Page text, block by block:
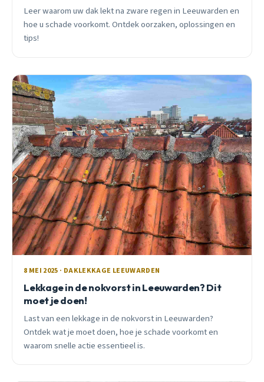
Leer waarom uw dak lekt na zware regen in Leeuwarden en
hoe u schade voorkomt. Ontdek oorzaken, oplossingen en
tips!
8 MEI 2025 · DAKLEKKAGE LEEUWARDEN
Lekkage in de nokvorst in Leeuwarden? Dit
moet je doen!
Last van een lekkage in de nokvorst in Leeuwarden?
Ontdek wat je moet doen, hoe je schade voorkomt en
waarom snelle actie essentieel is.